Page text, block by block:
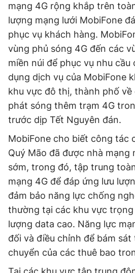
mạng 4G rộng khắp trên
lượng mạng lưới MobiFone
phục vụ khách hàng.
vùng phủ sóng 4G đến các
miền núi để phục vụ nhu cầu
dụng dịch vụ của MobiFone
khu vực đô thị, thành phố về
phát sóng thêm trạm 4G
trước dịp Tết Nguyên đán.
MobiFone cho biết công tác
Quý Mão đã được nhà
sớm, trong đó, tập trung
mạng 4G để đáp ứng lưu
đảm bảo năng lực chống
thường tại các khu vực trọng
lượng data cao. Năng lực
đối và điều chỉnh để bám
chuyển của các thuê bao